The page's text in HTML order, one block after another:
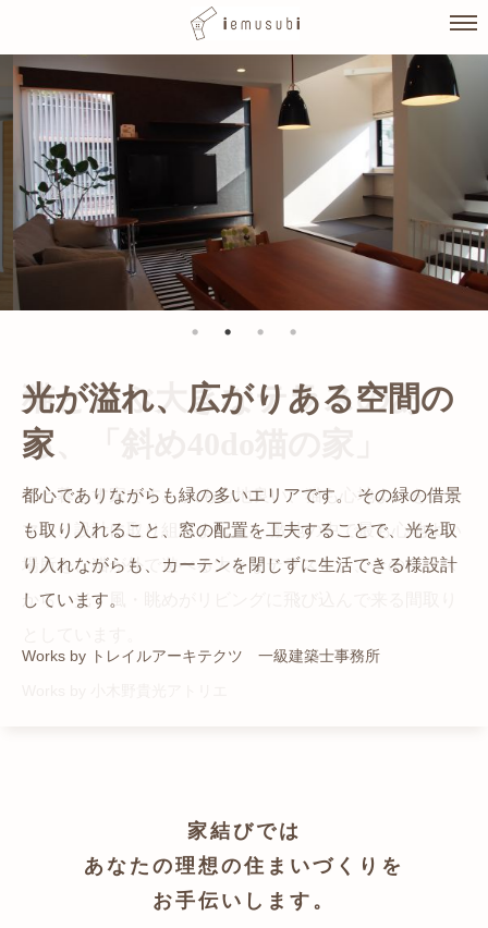
Skip
content
猫と暮らす家です。 人も心地良い、猫も心地よいをテー
マに、設計に取り組みました。 敷地の中で最も心地よい
場所を、猫が外で遊べる大きなテラスとし、そのテラス
から、光・風・眺めがリビングに飛び込んで来る間取り
光が溢れ、広がりある空間の
家
都心でありながらも緑の多いエリアです。 その緑の借景
も取り入れること、窓の配置を工夫することで、光を取
り入れながらも、カーテンを閉じずに生活できる様設計
しています。
Works by トレイルアーキテクツ 一級建築士事務所
自然の中の岩山を切り開いて造った、ワイルドなゲスト
ハウスをイメージした空間が広がる都市型住宅です。
かつての機織り工場が、その趣を残しつつ孫世帯の住居
へと蘇りました。
家結びでは
あなたの理想の住まいづくりを
お手伝いします。